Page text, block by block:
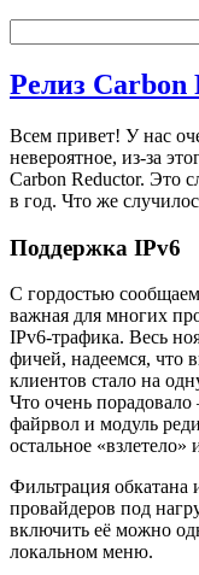
Релиз Carbon
Всем привет! У нас
невероятное, из-за
Carbon Reductor. Это
в год. Что же
Поддержка IPv6
С гордостью
важная для многих
IPv6-трафика. Весь
фичей, надеемся, что
клиентов стало на
Что очень
файрвол и модуль
остальное «взлетело»
Фильтрация обкатана
провайдеров под
включить её можно
локальном меню.